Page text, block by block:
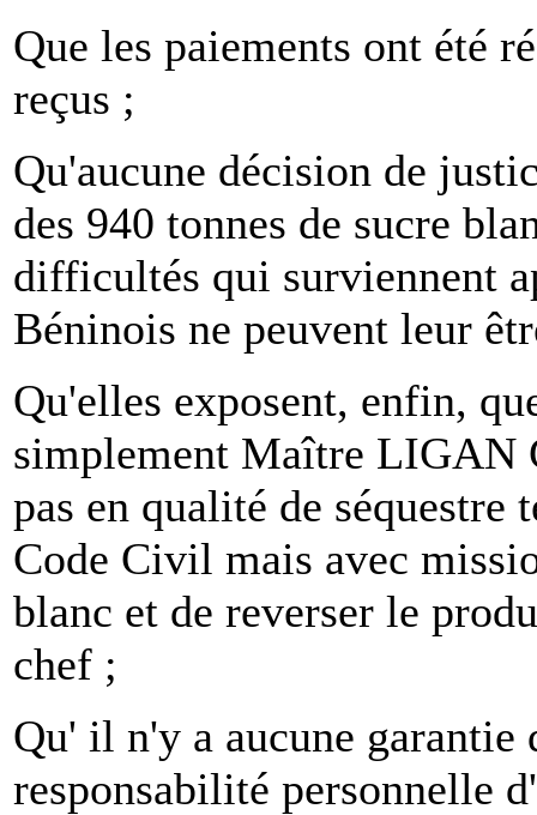
Que les paiements ont été
reçus ;
Qu'aucune décision de
des 940 tonnes de sucre
difficultés qui surviennent
Béninois ne peuvent leur
Qu'elles exposent, enfin,
simplement Maître LIGAN
pas en qualité de
Code Civil mais avec
blanc et de reverser le
chef ;
Qu' il n'y a aucune garantie
responsabilité personnelle